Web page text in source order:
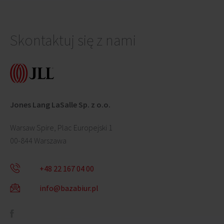
Skontaktuj się z nami
Jones Lang LaSalle Sp. z o.o.
Warsaw Spire, Plac Europejski 1
00-844 Warszawa
+48 22 167 04 00
info@bazabiur.pl